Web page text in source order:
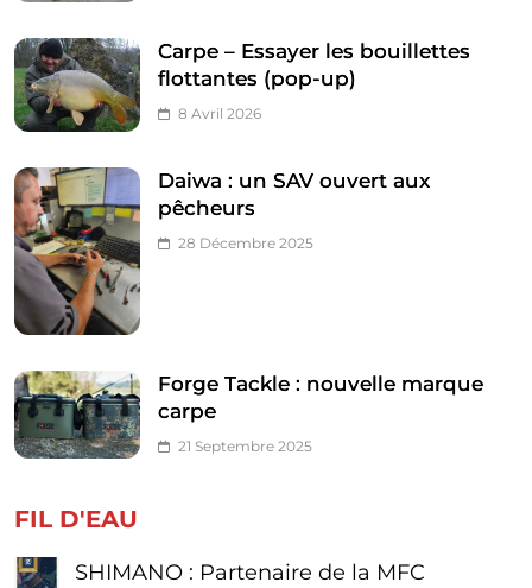
Carpe – Essayer les bouillettes
flottantes (pop-up)
8 Avril 2026
Daiwa : un SAV ouvert aux
pêcheurs
28 Décembre 2025
Forge Tackle : nouvelle marque
carpe
21 Septembre 2025
FIL D'EAU
SHIMANO : Partenaire de la MFC